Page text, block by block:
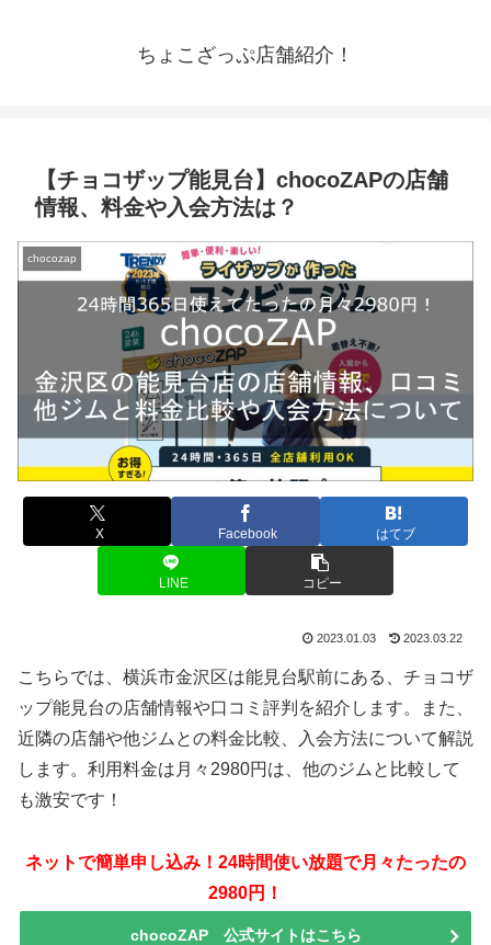
ちょこざっぷ店舗紹介！
【チョコザップ能見台】chocoZAPの店舗
情報、料金や入会方法は？
chocozap
X Facebook はてブ
LINE コピー
2023.01.03 2023.03.22
こちらでは、横浜市金沢区は能見台駅前にある、チョコザ
ップ能見台の店舗情報や口コミ評判を紹介します。また、
近隣の店舗や他ジムとの料金比較、入会方法について解説
します。利用料金は月々2980円は、他のジムと比較して
も激安です！
ネットで簡単申し込み！24時間使い放題で月々たったの
2980円！
chocoZAP 公式サイトはこちら